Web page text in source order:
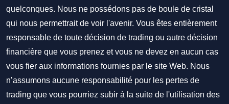
quelconques. Nous ne possédons pas de boule de cristal
qui nous permettrait de voir l'avenir. Vous êtes entièrement
responsable de toute décision de trading ou autre décision
financière que vous prenez et vous ne devez en aucun cas
vous fier aux informations fournies par le site Web. Nous
n’assumons aucune responsabilité pour les pertes de
trading que vous pourriez subir à la suite de l'utilisation des